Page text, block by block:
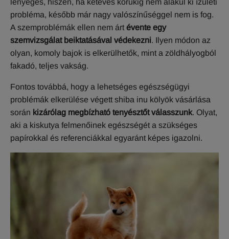
probléma, később már nagy valószínűséggel nem is fog.
A szemproblémák ellen nem árt évente egy
szemvizsgálat beiktatásával védekezni. Ilyen módon az
olyan, komoly bajok is elkerülhetők, mint a zöldhályogból
fakadó, teljes vakság.
Fontos továbbá, hogy a lehetséges egészségügyi
problémák elkerülése végett shiba inu kölyök vásárlása
során kizárólag megbízható tenyésztőt válasszunk. Olyat,
aki a kiskutya felmenőinek egészségét a szükséges
papírokkal és referenciákkal egyaránt képes igazolni.